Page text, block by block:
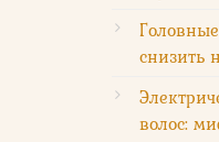
снизить
волос: